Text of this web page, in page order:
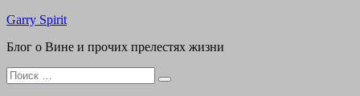
Перейти
содержимому
Garry Spirit
Блог о Вине и прочих прелестях жизни
Поиск
для: